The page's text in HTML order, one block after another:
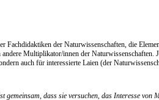
der Naturwissenschaften, die
Multiplikator/innen der
auch für interessierte Laien (der
dass sie versuchen, das Interesse